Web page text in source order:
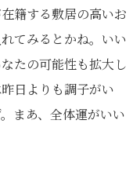
籍する敷居の高いお
てみるとかね。いい
たの可能性も拡大し
日よりも調子がい
まあ、全体運がいい